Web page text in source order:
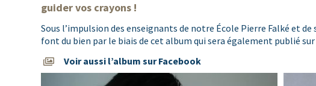
guider vos crayons !
Sous l’impulsion des enseignants de notre École Pierre Falké et
font du bien par le biais de cet album qui sera également publié
Voir aussi l’album sur Facebook